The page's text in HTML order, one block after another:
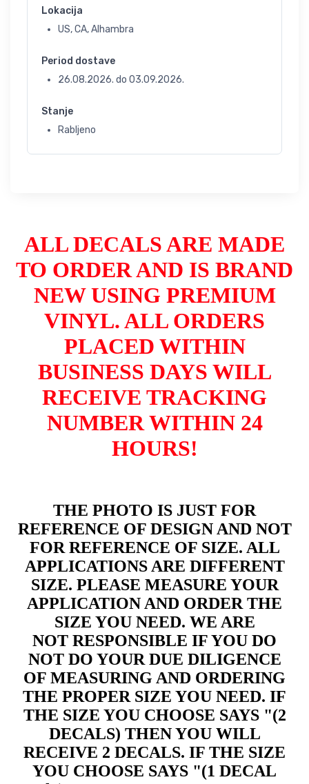
Lokacija
US, CA, Alhambra
Period dostave
26.08.2026. do 03.09.2026.
Stanje
Rabljeno